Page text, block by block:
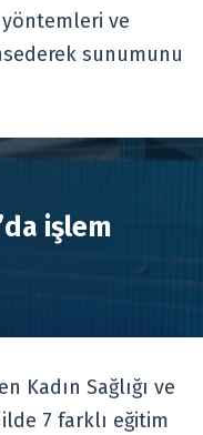
yöntemleri ve
sunumunu
işlem
Kadın Sağlığı ve
7 farklı eğitim